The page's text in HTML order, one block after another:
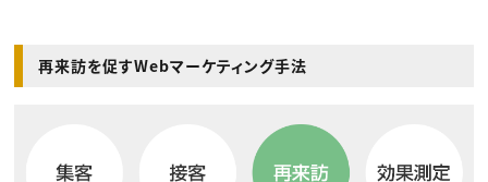
再来訪を促すWebマーケティング手法